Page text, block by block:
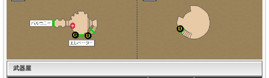
武器屋